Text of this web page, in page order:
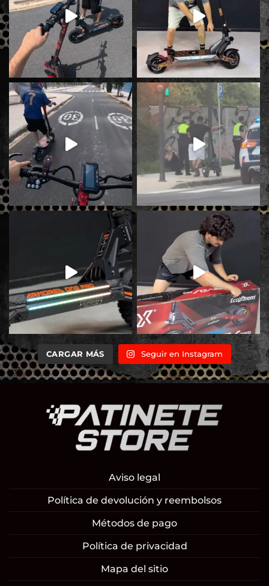
CARGAR MÁS Seguir en Instagram
Aviso legal
Política de devolución y reembolsos
Métodos de pago
Política de privacidad
Mapa del sitio